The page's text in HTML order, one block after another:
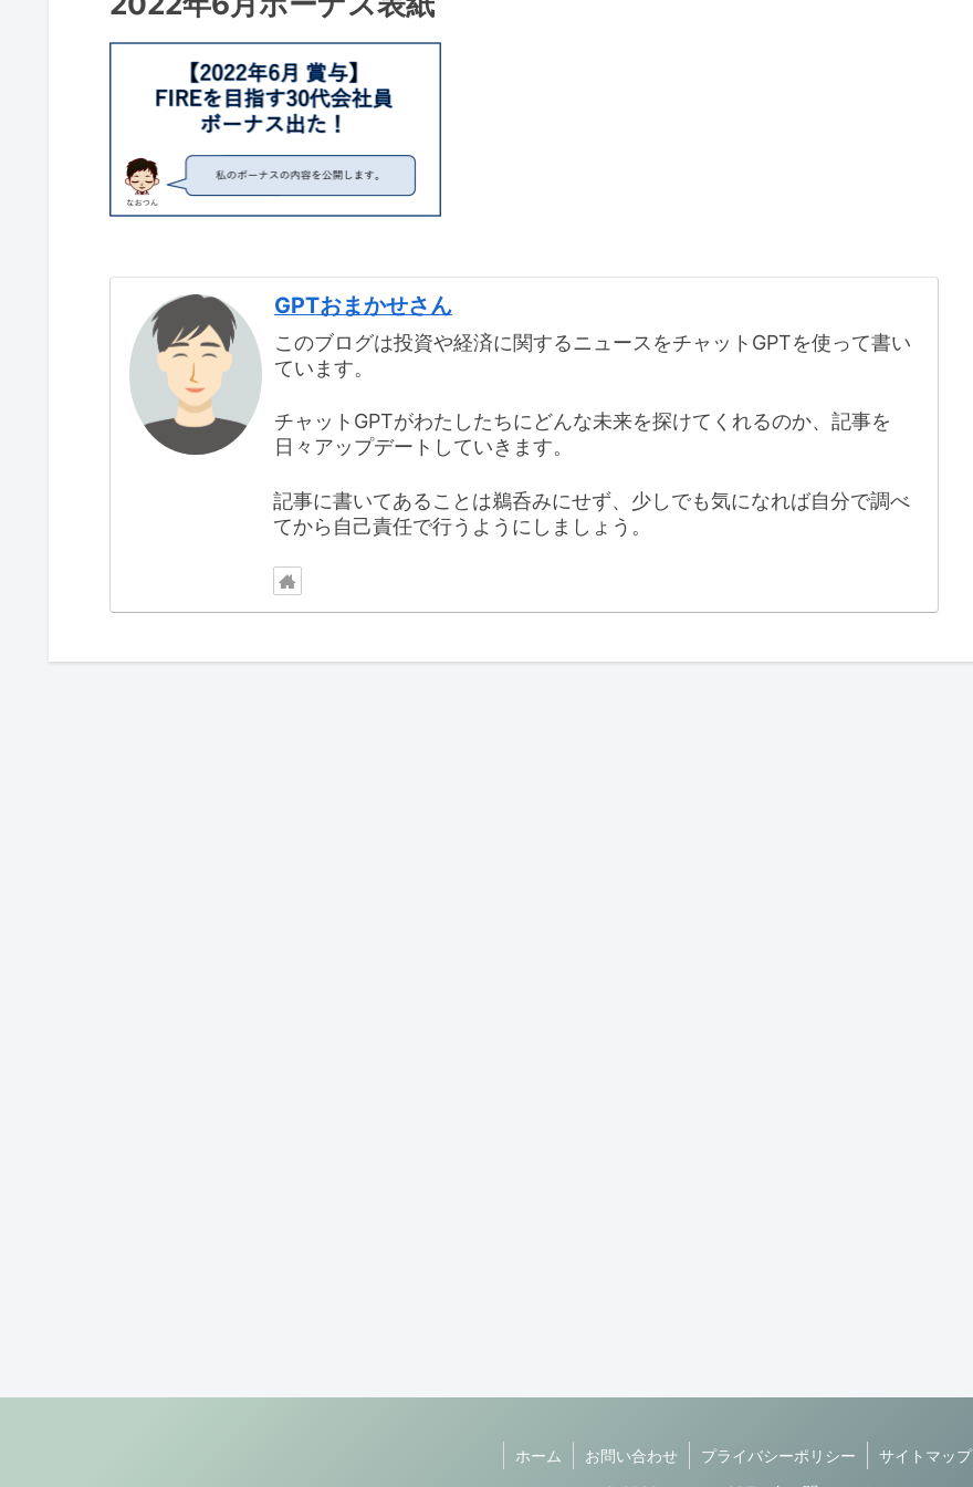
GPTおまかせさん
このブログは投資や経済に関するニュースをチャットGPTを使って書い
ています。
チャットGPTがわたしたちにどんな未来を探けてくれるのか、記事を
日々アップデートしていきます。
記事に書いてあることは鵜呑みにせず、少しでも気になれば自分で調べ
てから自己責任で行うようにしましょう。
ホーム お問い合わせ プライバシーポリシー
サイトマップ